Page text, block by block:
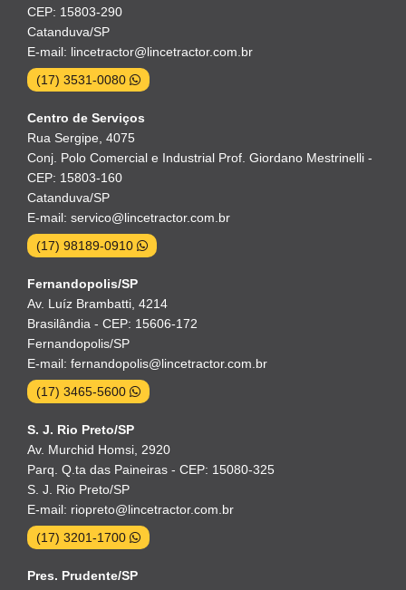
CEP: 15803-290
Catanduva/SP
E-mail: lincetractor@lincetractor.com.br
(17) 3531-0080
Centro de Serviços
Rua Sergipe, 4075
Conj. Polo Comercial e Industrial Prof. Giordano Mestrinelli -
CEP: 15803-160
Catanduva/SP
E-mail: servico@lincetractor.com.br
(17) 98189-0910
Fernandopolis/SP
Av. Luíz Brambatti, 4214
Brasilândia - CEP: 15606-172
Fernandopolis/SP
E-mail: fernandopolis@lincetractor.com.br
(17) 3465-5600
S. J. Rio Preto/SP
Av. Murchid Homsi, 2920
Parq. Q.ta das Paineiras - CEP: 15080-325
S. J. Rio Preto/SP
E-mail: riopreto@lincetractor.com.br
(17) 3201-1700
Pres. Prudente/SP